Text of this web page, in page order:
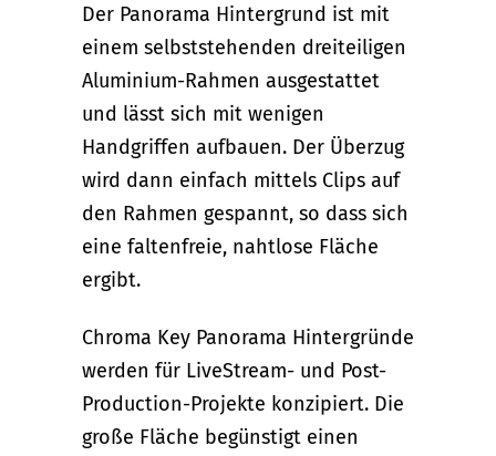
Der Panorama Hintergrund ist mit
einem selbststehenden dreiteiligen
Aluminium-Rahmen ausgestattet
und lässt sich mit wenigen
Handgriffen aufbauen. Der Überzug
wird dann einfach mittels Clips auf
den Rahmen gespannt, so dass sich
eine faltenfreie, nahtlose Fläche
ergibt.
Chroma Key Panorama Hintergründe
werden für Live­Stream- und Post-
Production-Projekte konzipiert. Die
große Fläche begünstigt einen